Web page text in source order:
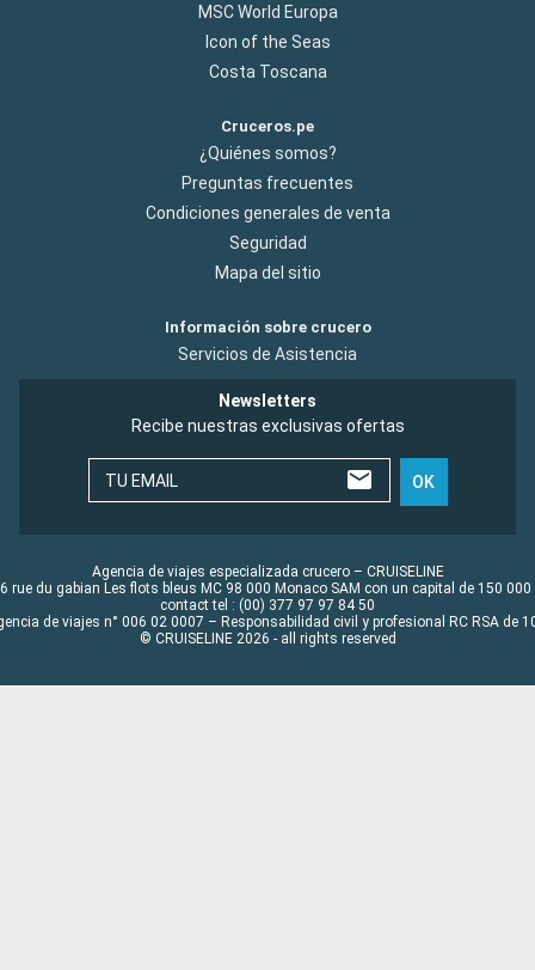
MSC World Europa
Icon of the Seas
Costa Toscana
Cruceros.pe
¿Quiénes somos?
Preguntas frecuentes
Condiciones generales de venta
Seguridad
Mapa del sitio
Información sobre crucero
Servicios de Asistencia
Newsletters
Recibe nuestras exclusivas ofertas
TU EMAIL OK
Agencia de viajes especializada crucero – CRUISELINE
rue du gabian Les flots bleus MC 98 000 Monaco SAM con un capital de 150 000
contact tel : (00) 377 97 97 84 50
de viajes n° 006 02 0007 – Responsabilidad civil y profesional RC RSA de
© CRUISELINE 2026 - all rights reserved